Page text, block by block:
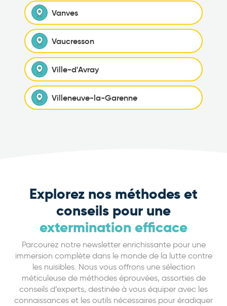
Vanves
Vaucresson
Ville-d'Avray
Villeneuve-la-Garenne
Explorez nos méthodes et
conseils pour une
extermination efficace
Parcourez notre newsletter enrichissante pour une
immersion complète dans le monde de la lutte contre
les nuisibles. Nous vous offrons une sélection
méticuleuse de méthodes éprouvées, assorties de
conseils d’experts, destinée à vous équiper avec les
connaissances et les outils nécessaires pour éradiquer